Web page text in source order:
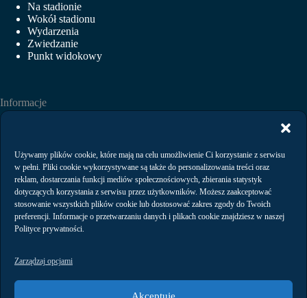
Używamy plików cookie, które mają na celu umożliwienie Ci korzystanie z serwisu
w pełni. Pliki cookie wykorzystywane są także do personalizowania treści oraz
reklam, dostarczania funkcji mediów społecznościowych, zbierania statystyk
dotyczących korzystania z serwisu przez użytkowników. Możesz zaakceptować
stosowanie wszystkich plików cookie lub dostosować zakres zgody do Twoich
preferencji. Informacje o przetwarzaniu danych i plikach cookie znajdziesz w naszej
Polityce prywatności.
Zarządzaj opcjami
Akceptuję
Na stadionie
Wokół stadionu
Wydarzenia
Zwiedzanie
Punkt widokowy
Informacje
Wynajem
Regulaminy
Polityka prywatności
Kontakt